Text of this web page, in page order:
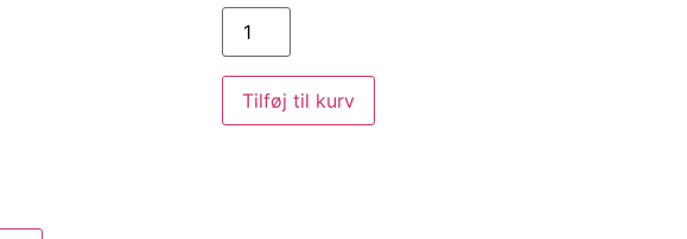
Tilføj til kurv